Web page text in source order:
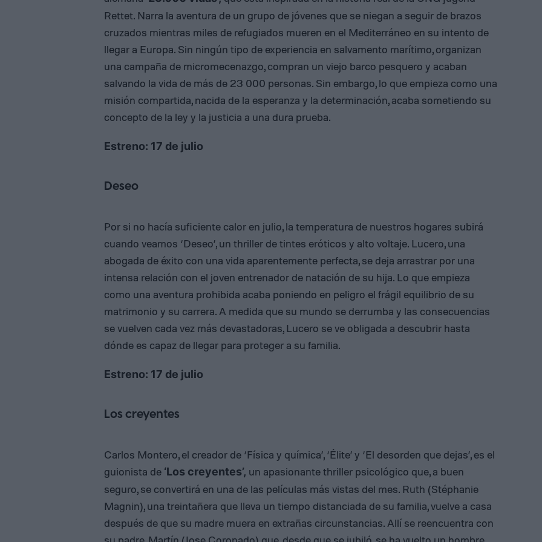
Rettet. Narra la aventura de un grupo de jóvenes que se niegan a seguir de brazos
cruzados mientras miles de refugiados mueren en el Mediterráneo en su intento de
llegar a Europa. Sin ningún tipo de experiencia en salvamento marítimo, organizan
una campaña de micromecenazgo, compran un viejo barco pesquero y acaban
salvando la vida de más de 23 000 personas. Sin embargo, lo que empieza como una
misión compartida, nacida de la esperanza y la determinación, acaba sometiendo su
concepto de la ley y la justicia a una dura prueba.
Estreno: 17 de julio
Deseo
Por si no hacía suficiente calor en julio, la temperatura de nuestros hogares subirá
cuando veamos ‘Deseo’, un thriller de tintes eróticos y alto voltaje. Lucero, una
abogada de éxito con una vida aparentemente perfecta, se deja arrastrar por una
intensa relación con el joven entrenador de natación de su hija. Lo que empieza
como una aventura prohibida acaba poniendo en peligro el frágil equilibrio de su
matrimonio y su carrera. A medida que su mundo se derrumba y las consecuencias
se vuelven cada vez más devastadoras, Lucero se ve obligada a descubrir hasta
dónde es capaz de llegar para proteger a su familia.
Estreno: 17 de julio
Los creyentes
Carlos Montero, el creador de ‘Física y química’, ‘Élite’ y ‘El desorden que dejas’, es el
guionista de ‘Los creyentes’, un apasionante thriller psicológico que, a buen
seguro, se convertirá en una de las películas más vistas del mes. Ruth (Stéphanie
Magnin), una treintañera que lleva un tiempo distanciada de su familia, vuelve a casa
después de que su madre muera en extrañas circunstancias. Allí se reencuentra con